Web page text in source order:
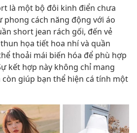
là một bộ đôi kinh điển chưa
phong cách năng động với áo
short jean rách gối, đến vẻ
họa tiết hoa nhí và quần
thoải mái biến hóa để phù hợp
kết hợp này không chỉ mang
giúp bạn thể hiện cá tính một